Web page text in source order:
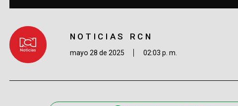
NOTICIAS RCN
mayo 28 de 2025 02:03 p. m.